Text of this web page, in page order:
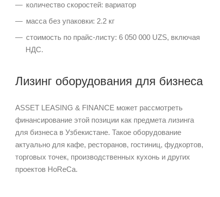
количество скоростей: вариатор
масса без упаковки: 2.2 кг
стоимость по прайс-листу: 6 050 000 UZS, включая
НДС.
Лизинг оборудования для бизнеса
ASSET LEASING & FINANCE может рассмотреть
финансирование этой позиции как предмета лизинга
для бизнеса в Узбекистане. Такое оборудование
актуально для кафе, ресторанов, гостиниц, фудкортов,
торговых точек, производственных кухонь и других
проектов HoReCa.